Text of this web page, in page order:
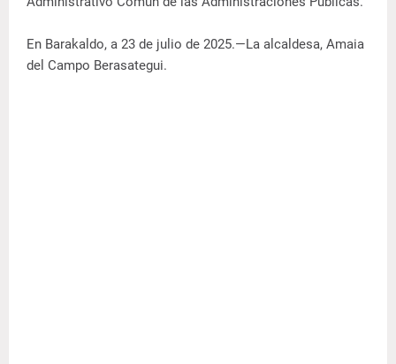
En Barakaldo, a 23 de julio de 2025.—La alcaldesa, Amaia
del Campo Berasategui.